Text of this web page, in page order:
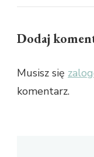
Dodaj
Musisz się
komentarz.